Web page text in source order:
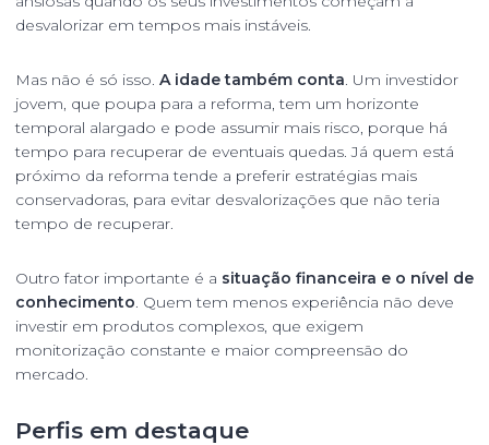
desvalorizar em tempos mais instáveis.
Mas não é só isso. A idade também conta. Um investidor
jovem, que poupa para a reforma, tem um horizonte
temporal alargado e pode assumir mais risco, porque há
tempo para recuperar de eventuais quedas. Já quem está
próximo da reforma tende a preferir estratégias mais
conservadoras, para evitar desvalorizações que não teria
tempo de recuperar.
Outro fator importante é a situação financeira e o nível de
conhecimento. Quem tem menos experiência não deve
investir em produtos complexos, que exigem
monitorização constante e maior compreensão do
mercado.
Perfis em destaque